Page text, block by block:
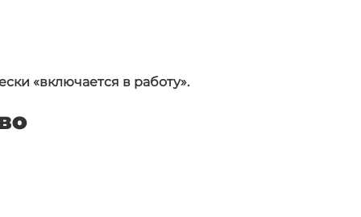
«включается в работу».